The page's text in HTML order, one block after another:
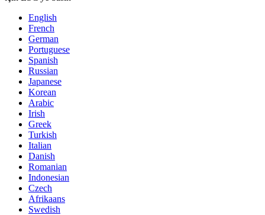
English
French
German
Portuguese
Spanish
Russian
Japanese
Korean
Arabic
Irish
Greek
Turkish
Italian
Danish
Romanian
Indonesian
Czech
Afrikaans
Swedish